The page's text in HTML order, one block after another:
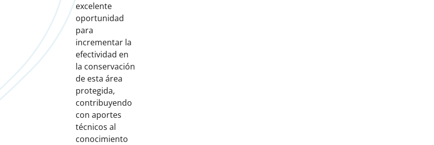
excelente
oportunidad
para
incrementar la
efectividad en
la conservación
de esta área
protegida,
contribuyendo
con aportes
técnicos al
conocimiento